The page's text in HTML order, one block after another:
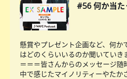
#56 何か当た
懸賞やプレゼント企画など、何か
はどのくらいいるのか聞いていき
＝＝＝皆さんからのメッセージ随
中で感じたマイノリティーやたか